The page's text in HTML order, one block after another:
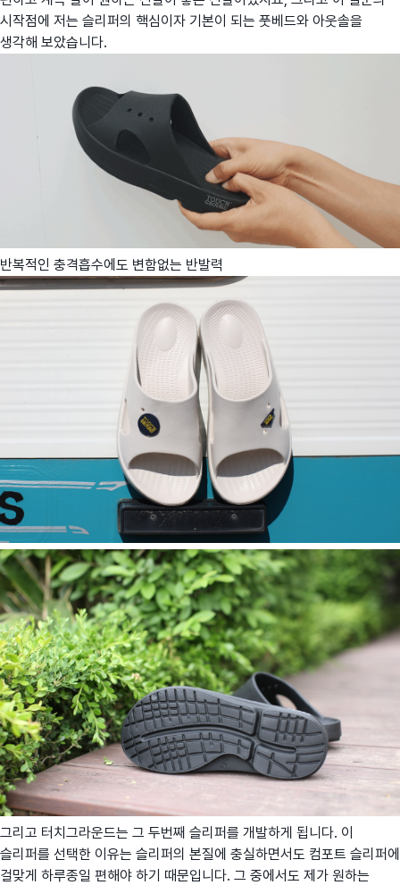
시작점에 저는 슬리퍼의 핵심이자 기본이 되는 풋베드와 아웃솔을
생각해 보았습니다.
반복적인 충격흡수에도 변함없는 반발력
그리고 터치그라운드는 그 두번째 슬리퍼를 개발하게 됩니다. 이
슬리퍼를 선택한 이유는 슬리퍼의 본질에 충실하면서도 컴포트 슬리퍼에
걸맞게 하루종일 편해야 하기 때문입니다. 그 중에서도 제가 원하는